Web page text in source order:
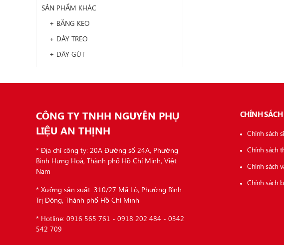
SẢN PHẨM KHÁC
+ BĂNG KEO
+ DÂY TREO
+ DÂY GÚT
CÔNG TY TNHH NGUYÊN PHỤ
LIỆU AN THỊNH
* Địa chỉ công ty: 20A Đường số 24A, Phường
Bình Hưng Hoà, Thành phố Hồ Chí Minh, Việt
Nam
* Xưởng sản xuất: 310/27 Mã Lò, Phường Bình
Trị Đông, Thành phố Hồ Chí Minh
* Hotline: 0916 565 761 - 0918 202 484 - 0342
542 709
CHÍNH
Chính sách
Chính sách
Chính sách
Chính sách